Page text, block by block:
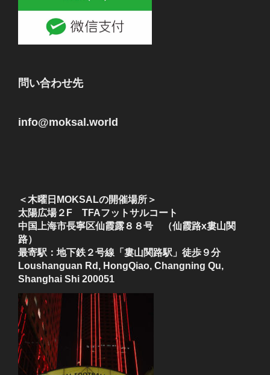
問い合わせ先
info@moksal.world
＜木曜日MOKSALの開催場所＞
太陽広場２F TFAフットサルコート
中国上海市長寧区仙霞露８８号 （仙霞路x婁山関
路）
最寄駅：地下鉄２号線「婁山関路駅」徒歩９分
Loushanguan Rd, HongQiao, Changning Qu,
Shanghai Shi 200051